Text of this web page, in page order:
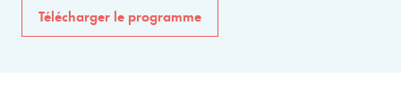
Télécharger le programme